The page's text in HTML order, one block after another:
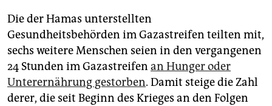
Die der Hamas unterstellten
Gesundheitsbehörden im Gazastreifen teilten mit,
sechs weitere Menschen seien in den vergangenen
24 Stunden im Gazastreifen an Hunger oder
Unterernährung gestorben. Damit steige die Zahl
derer, die seit Beginn des Krieges an den Folgen